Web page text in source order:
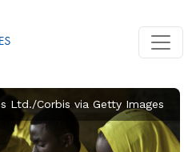
Ltd./Corbis via Getty Images